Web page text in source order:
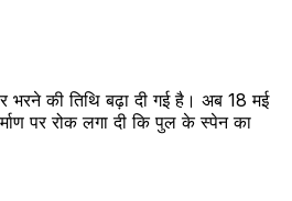
भरने की तिथि बढ़ा दी गई है। अब 18 मई
पर रोक लगा दी कि पुल के स्पेन का